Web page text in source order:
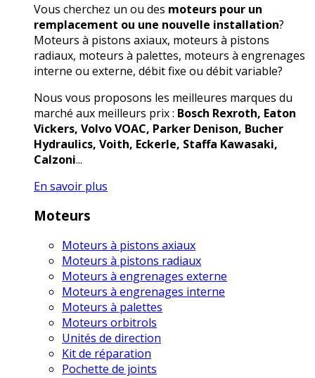
Vous cherchez un ou des moteurs pour un
remplacement ou une nouvelle installation?
Moteurs à pistons axiaux, moteurs à pistons
radiaux, moteurs à palettes, moteurs à engrenages
interne ou externe, débit fixe ou débit variable?
Nous vous proposons les meilleures marques du
marché aux meilleurs prix : Bosch Rexroth, Eaton
Vickers, Volvo VOAC, Parker Denison, Bucher
Hydraulics, Voith, Eckerle, Staffa Kawasaki,
Calzoni...
En savoir plus
Moteurs
Moteurs à pistons axiaux
Moteurs à pistons radiaux
Moteurs à engrenages externe
Moteurs à engrenages interne
Moteurs à palettes
Moteurs orbitrols
Unités de direction
Kit de réparation
Pochette de joints